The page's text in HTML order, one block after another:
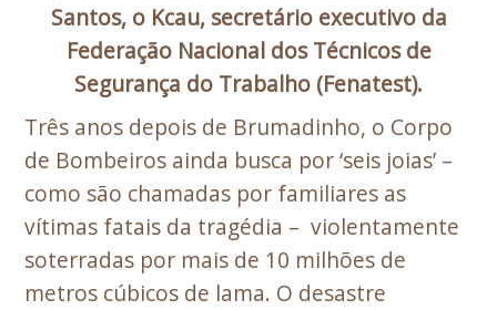
Santos, o Kcau, secretário executivo da
Federação Nacional dos Técnicos de
Segurança do Trabalho (Fenatest).
Três anos depois de Brumadinho, o Corpo
de Bombeiros ainda busca por ‘seis joias’ –
como são chamadas por familiares as
vítimas fatais da tragédia – violentamente
soterradas por mais de 10 milhões de
metros cúbicos de lama. O desastre